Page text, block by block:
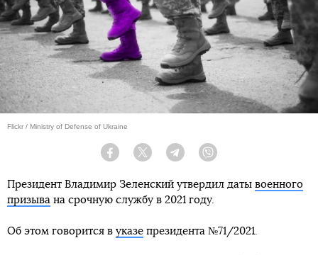
Flickr / Ministry of Defense of Ukraine
Facebook Twitter Telegram
Президент Владимир Зеленский утвердил даты военного
призыва на срочную службу в 2021 году.
Об этом говорится в указе президента №71/2021.